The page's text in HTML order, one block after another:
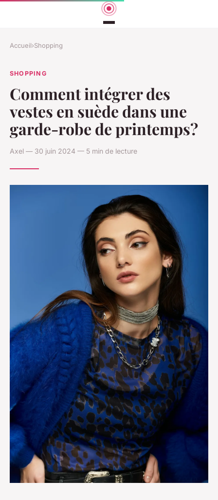
Accueil›Shopping
SHOPPING
Comment intégrer des
vestes en suède dans une
garde-robe de printemps?
Axel — 30 juin 2024 — 5 min de lecture